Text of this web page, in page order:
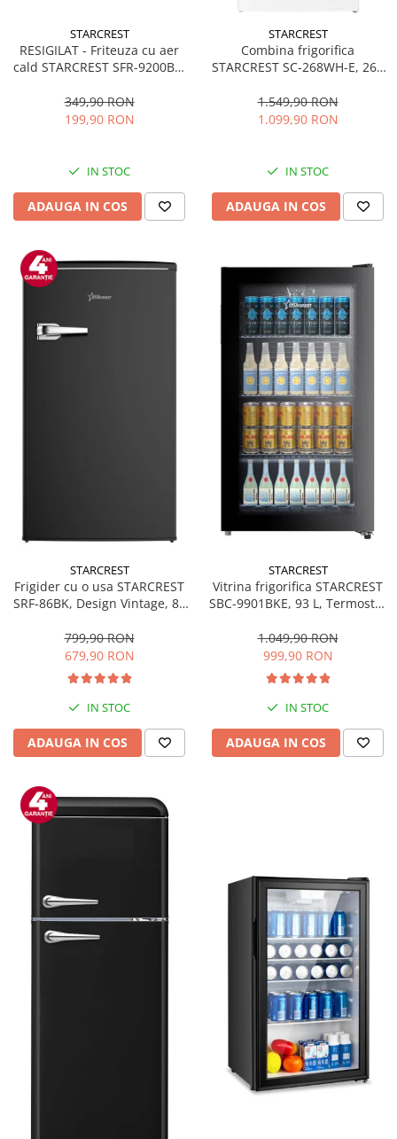
STARCREST
RESIGILAT - Friteuza cu aer
cald STARCREST SFR-9200BK,
Termostat 80 - 200 °C, 8
programe predefinite, Negru
349,90 RON
199,90 RON
IN STOC
ADAUGA IN COS
STARCREST
Combina frigorifica
STARCREST SC-268WH-E, 268
Termostat reglabil, Iluminare
LED, Picioare ajustabile, Usi
1.549,90 RON
1.099,90 RON
IN STOC
ADAUGA IN COS
STARCREST
Frigider cu o usa STARCREST
SRF-86BK, Design Vintage, 85
interioara, H 84 cm, Negru
799,90 RON
679,90 RON
IN STOC
ADAUGA IN COS
STARCREST
Vitrina frigorifica STARCREST
SBC-9901BKE, 93 L, Termostat
sticla, H 84.5 cm, Negru
1.049,90 RON
999,90 RON
IN STOC
ADAUGA IN COS